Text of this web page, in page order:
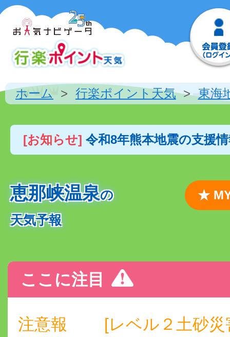
ホーム 行楽ポイント天気 東海
[お知らせ] 令和8年熊本地震の支援
恵那峡温泉の
天気予報
★
ここに注目
注意報
[レベル２土砂